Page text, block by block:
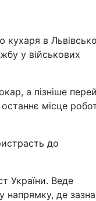
кухаря в
у військових
а пізніше
місце
до
України. Веде
напрямку, де